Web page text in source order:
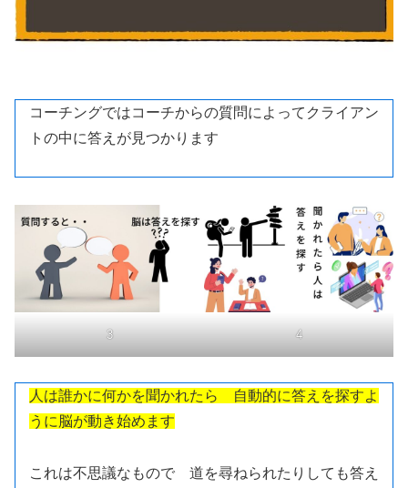
コーチングではコーチからの質問によってクライアン
トの中に答えが見つかります
3 4
人は誰かに何かを聞かれたら 自動的に答えを探すよ
うに脳が動き始めます
これは不思議なもので 道を尋ねられたりしても答え